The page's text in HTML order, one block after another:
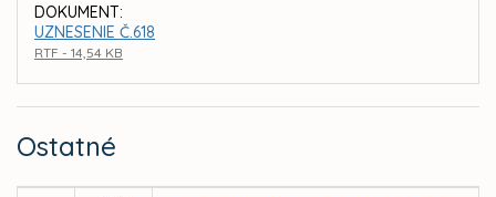
DOKUMENT:
UZNESENIE Č.618
RTF - 14,54 KB
Ostatné